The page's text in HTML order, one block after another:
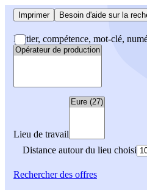
Imprimer Besoin d'aide sur la
Métier, compétence, mot-clé,
Lieu de travail
Distance autour du lieu choisi
Rechercherdes offres